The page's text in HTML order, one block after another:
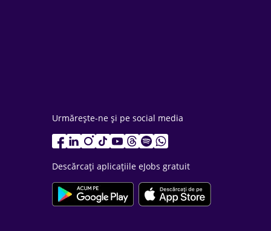
Urmărește-ne și pe social media
Descărcați aplicațiile eJobs gratuit